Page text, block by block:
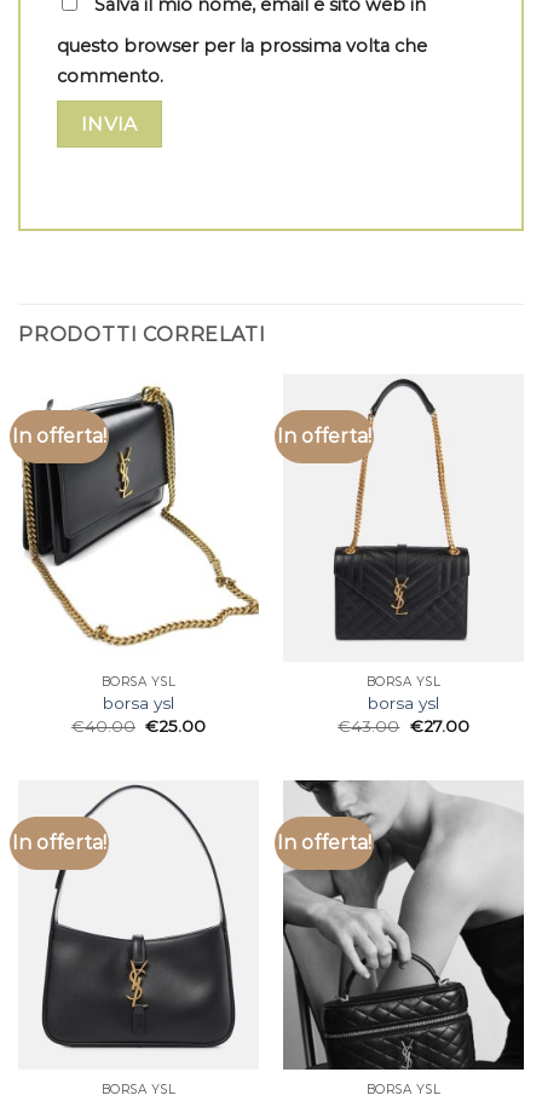
Salva il mio nome, email e sito web in
questo browser per la prossima volta che
commento.
PRODOTTI CORRELATI
In offerta!
BORSA YSL
borsa ysl
€40.00 €25.00
In offerta!
BORSA YSL
borsa ysl
€43.00 €27.00
In offerta!
BORSA YSL
In offerta!
BORSA YSL